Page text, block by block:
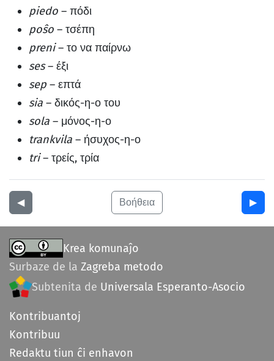
piedo – πόδι
poŝo – τσέπη
preni– το να παίρνω
ses– έξι
sep – επτά
sia – δικός-η-ο του
sola – μόνος-η-ο
trankvila – ήσυχος-η-ο
tri– τρείς, τρία
◀︎ Βοήθεια ▶︎
Krea komunaĵo
Surbaze de la Zagreba metodo
Subtenita de Universala Esperanto-Asocio
Kontribuantoj
Kontribuu
Redaktu tiun ĉi enhavon